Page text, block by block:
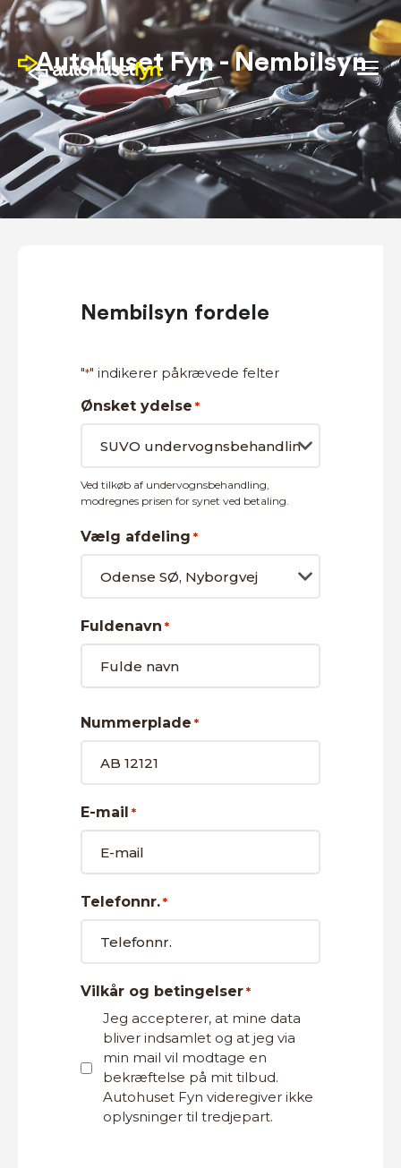
Autohuset Fyn - Nembilsyn
Nembilsyn fordele
"*" indikerer påkrævede felter
Ønsket ydelse *
Ved tilkøb af undervognsbehandling,
modregnes prisen for synet ved betaling.
Vælg afdeling *
Fuldenavn *
Navn
Nummerplade *
E-mail *
Telefonnr. *
Vilkår og betingelser *
Jeg accepterer, at mine data
bliver indsamlet og at jeg via
min mail vil modtage en
bekræftelse på mit tilbud.
Autohuset Fyn videregiver ikke
oplysninger til tredjepart.